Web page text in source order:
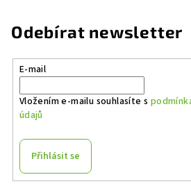
Odebírat newsletter
E-mail
Vložením e-mailu souhlasíte s
údajů
Přihlásit se